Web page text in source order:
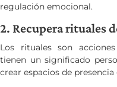
regulación emocional.
2. Recupera rituales
Los rituales son
tienen un significado
crear espacios de presencia